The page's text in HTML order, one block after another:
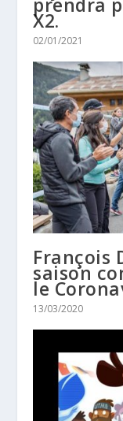
X2.
02/01/2021
François
saison
le
13/03/2020